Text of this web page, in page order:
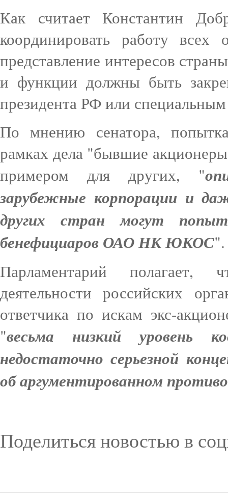
Как считает Константин
координировать работу всех
представление интересов
и функции должны быть
президента РФ или
По мнению сенатора,
рамках дела "бывшие
примером для других, "
зарубежные корпорации и
других стран могут
бенефициаров ОАО НК ЮКОС".
Парламентарий
деятельности российских
ответчика по искам экс-
"весьма низкий уровень
недостаточно серьезной
об аргументированном
Поделиться новостью в